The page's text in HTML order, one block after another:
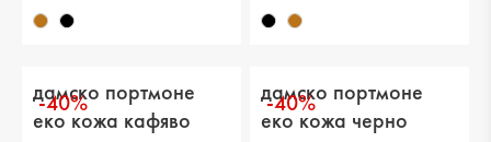
-40%
дамско портмоне
еко кожа кафяво
-40%
дамско портмоне
еко кожа черно